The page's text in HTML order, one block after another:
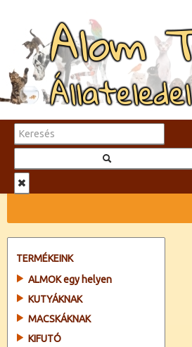
Alom
TERMÉKEINK
ALMOK egy helyen
KUTYÁKNAK
MACSKÁKNAK
KIFUTÓ